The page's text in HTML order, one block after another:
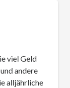
viel Geld
andere
alljährliche